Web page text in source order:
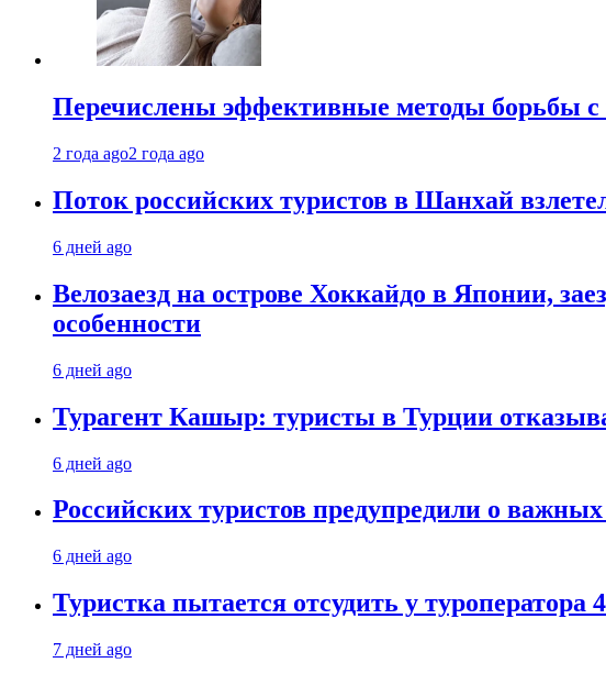
Перечислены эффективные методы борьбы с
2 года ago2 года ago
Поток российских туристов в Шанхай
6 дней ago
Велозаезд на острове Хоккайдо в Японии,
особенности
6 дней ago
Турагент Кашыр: туристы в Турции
6 дней ago
Российских туристов предупредили о
6 дней ago
Туристка пытается отсудить у туроператора
7 дней ago